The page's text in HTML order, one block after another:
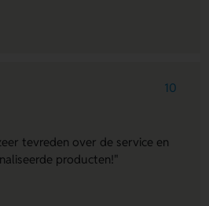
10
tevreden over de service en
producten!"